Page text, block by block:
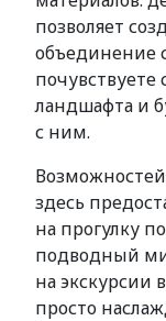
позволяет
объединение
почувствуете
ландшафта и
с ним.
здесь
на прогулку
подводный
на экскурсии
просто